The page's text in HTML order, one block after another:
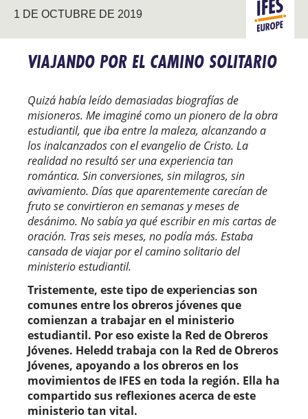
1 DE OCTUBRE DE 2019 EUROPA
VIAJANDO POR EL CAMINO SOLITARIO
Quizá había leído demasiadas biografías de
misioneros. Me imaginé como un pionero de la obra
estudiantil, que iba entre la maleza, alcanzando a
los inalcanzados con el evangelio de Cristo. La
realidad no resultó ser una experiencia tan
romántica. Sin conversiones, sin milagros, sin
avivamiento. Días que aparentemente carecían de
fruto se convirtieron en semanas y meses de
desánimo. No sabía ya qué escribir en mis cartas de
oración. Tras seis meses, no podía más. Estaba
cansada de viajar por el camino solitario del
ministerio estudiantil.
Tristemente, este tipo de experiencias son
comunes entre los obreros jóvenes que
comienzan a trabajar en el ministerio
estudiantil. Por eso existe la Red de Obreros
Jóvenes. Heledd trabaja con la Red de Obreros
Jóvenes, apoyando a los obreros en los
movimientos de IFES en toda la región. Ella ha
compartido sus reflexiones acerca de este
ministerio tan vital.